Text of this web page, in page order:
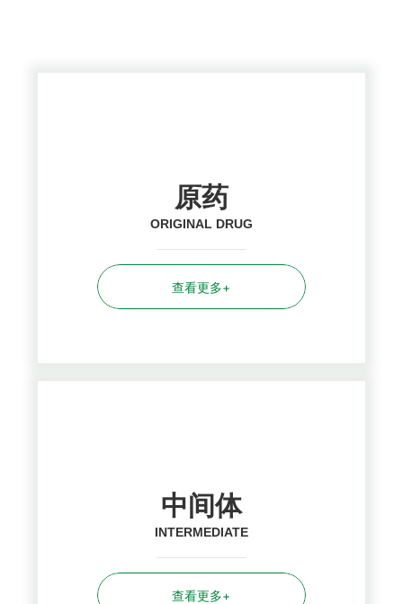
原药
ORIGINAL DRUG
查看更多+
中间体
INTERMEDIATE
查看更多+